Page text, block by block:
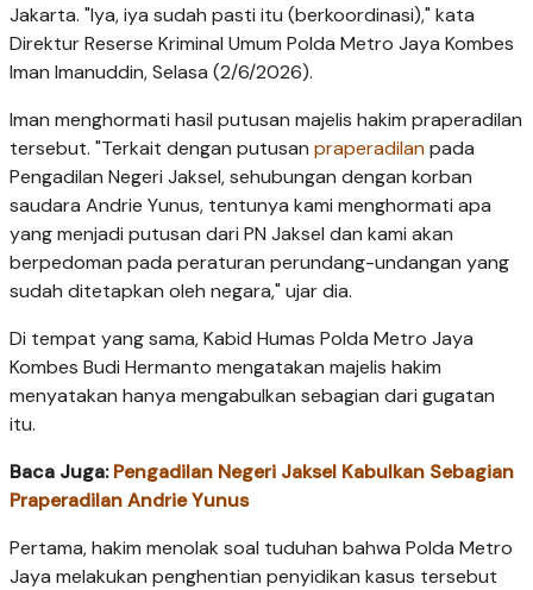
Jakarta. "Iya, iya sudah pasti itu (berkoordinasi)," kata
Direktur Reserse Kriminal Umum Polda Metro Jaya Kombes
Iman Imanuddin, Selasa (2/6/2026).
Iman menghormati hasil putusan majelis hakim praperadilan
tersebut. "Terkait dengan putusan praperadilanpada
Pengadilan Negeri Jaksel, sehubungan dengan korban
saudara Andrie Yunus, tentunya kami menghormati apa
yang menjadi putusan dari PN Jaksel dan kami akan
berpedoman pada peraturan perundang-undangan yang
sudah ditetapkan oleh negara," ujar dia.
Di tempat yang sama, Kabid Humas Polda Metro Jaya
Kombes Budi Hermanto mengatakan majelis hakim
menyatakan hanya mengabulkan sebagian dari gugatan
itu.
Baca Juga:Pengadilan Negeri Jaksel Kabulkan Sebagian
Praperadilan Andrie Yunus
Pertama, hakim menolak soal tuduhan bahwa Polda Metro
Jaya melakukan penghentian penyidikan kasus tersebut